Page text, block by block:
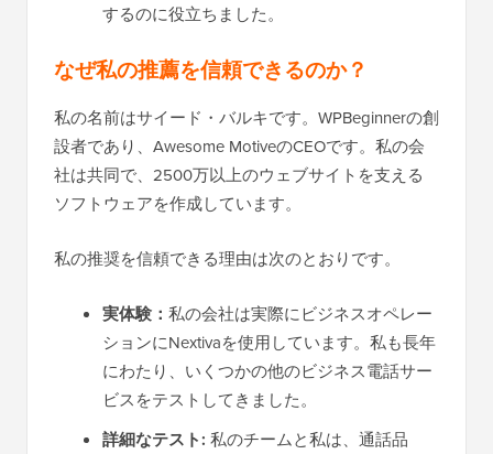
するのに役立ちました。
なぜ私の推薦を信頼できるのか？
私の名前はサイード・バルキです。WPBeginnerの創
設者であり、Awesome MotiveのCEOです。私の会
社は共同で、2500万以上のウェブサイトを支える
ソフトウェアを作成しています。
私の推奨を信頼できる理由は次のとおりです。
実体験： 私の会社は実際にビジネスオペレー
ションにNextivaを使用しています。私も長年
にわたり、いくつかの他のビジネス電話サー
ビスをテストしてきました。
詳細なテスト: 私のチームと私は、通話品